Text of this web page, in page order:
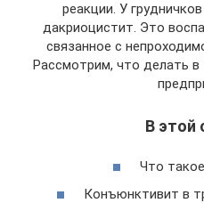
реакции. У
дакриоцистит. Это
связанное с
Рассмотрим, что делать в
В этой
Что
Конъюнктивит в